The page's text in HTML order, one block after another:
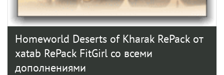
Homeworld Deserts of Kharak RePack от
xatab RePack FitGirl со всеми
дополнениями